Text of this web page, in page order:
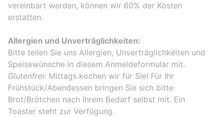
vereinbart werden, können wir 60% der Kosten
erstatten.
Allergien und Unverträglichkeiten:
Bitte teilen Sie uns Allergien, Unverträglichkeiten und
Speisewünsche in diesem Anmeldeformular mit.
Glutenfrei: Mittags kochen wir für Sie! Für Ihr
Frühstück/Abendessen bringen Sie sich bitte
Brot/Brötchen nach Ihrem Bedarf selbst mit. Ein
Toaster steht zur Verfügung.